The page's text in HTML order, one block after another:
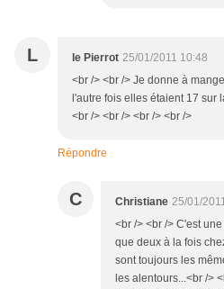
L le Pierrot 25/01/2011 10:48
<br /> <br /> Je donne à
l'autre fois elles étaient 17 sur
<br /> <br /> <br /> <br />
Répondre
C Christiane 25/01/
<br /> <br /> C'est
que deux à la fois
sont toujours les
les alentours...<br />